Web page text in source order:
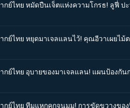
กย์ไทย หมัดปืนเจ็ตแห่งความโกรธ! ลูฟี่ ป
กย์ไทย หยุดมาเจลแลนไว้! คุณอีวาเผยไม้
กย์ไทย อุบายของมาเจลแลน! แผนป้องกัน
กย์ไทย ทีมแหกคุกจนมุม! การขัดขวางขอ